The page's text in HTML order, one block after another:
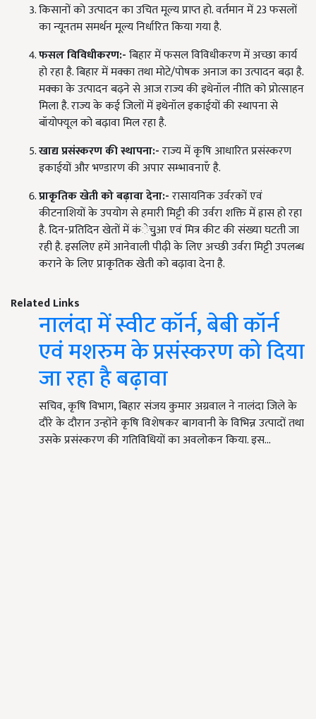
किसानों को उत्पादन का उचित मूल्य प्राप्त हो. वर्तमान में 23 फसलों
का न्यूनतम समर्थन मूल्य निर्धारित किया गया है.
फसल विविधीकरण:-बिहार में फसल विविधीकरण में अच्छा कार्य
हो रहा है. बिहार में मक्का तथा मोटे/पोषक अनाज का उत्पादन बढ़ा है.
मक्का के उत्पादन बढ़ने से आज राज्य की इथेनॉल नीति को प्रोत्साहन
मिला है. राज्य के कई जिलों में इथेनॉल इकाईयों की स्थापना से
बॉयोफ्यूल को बढ़ावा मिल रहा है.
खाद्य प्रसंस्करण की स्थापना:-राज्य में कृषि आधारित प्रसंस्करण
इकाईयों और भण्डारण की अपार सम्भावनाएँ है.
प्राकृतिक खेती को बढ़ावा देना:-रासायनिक उर्वरकों एवं
कीटनाशियों के उपयोग से हमारी मिट्टी की उर्वरा शक्ति में ह्रास हो रहा
है. दिन-प्रतिदिन खेतों में कंेचुुआ एवं मित्र कीट की संख्या घटती जा
रही है. इसलिए हमें आनेवाली पीढ़ी के लिए अच्छी उर्वरा मिट्टी उपलब्ध
कराने के लिए प्राकृतिक खेती को बढ़ावा देना है.
Related Links
नालंदा में स्वीट कॉर्न, बेबी कॉर्न
एवं मशरुम के प्रसंस्करण को दिया
जा रहा है बढ़ावा
सचिव, कृषि विभाग, बिहार संजय कुमार अग्रवाल ने नालंदा जिले के
दौरे के दौरान उन्होंने कृषि विशेषकर बागवानी के विभिन्न उत्पादों तथा
उसके प्रसंस्करण की गतिविधियों का अवलोकन किया. इस…